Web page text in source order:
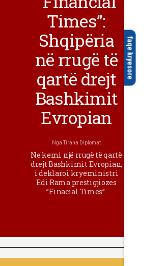
faqe kryesore
Times”:
Shqipëria
në rrugë të
qartë drejt
Bashkimit
Evropian
NgaTirana Diplomat
Ne kemi një rrugë të qartë
drejt Bashkimit Evropian,
i deklaroi kryeministri
Edi Rama prestigjiozes
”Finacial Times”.